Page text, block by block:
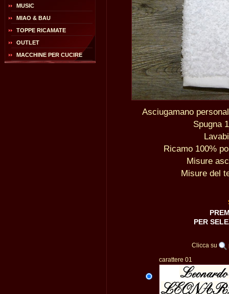
MUSIC
MIAO & BAU
TOPPE RICAMATE
OUTLET
MACCHINE PER CUCIRE
Asciugamano
Spugna
Ricamo 100%
Misure
Misure del
PER
Clicca su
carattere 01